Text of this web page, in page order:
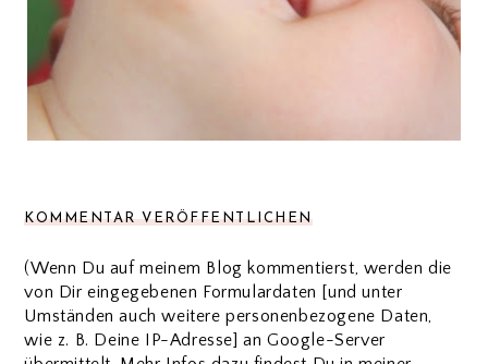
KOMMENTAR VERÖFFENTLICHEN
(Wenn Du auf meinem Blog kommentierst, werden die
von Dir eingegebenen Formulardaten [und unter
Umständen auch weitere personenbezogene Daten,
wie z. B. Deine IP-Adresse] an Google-Server